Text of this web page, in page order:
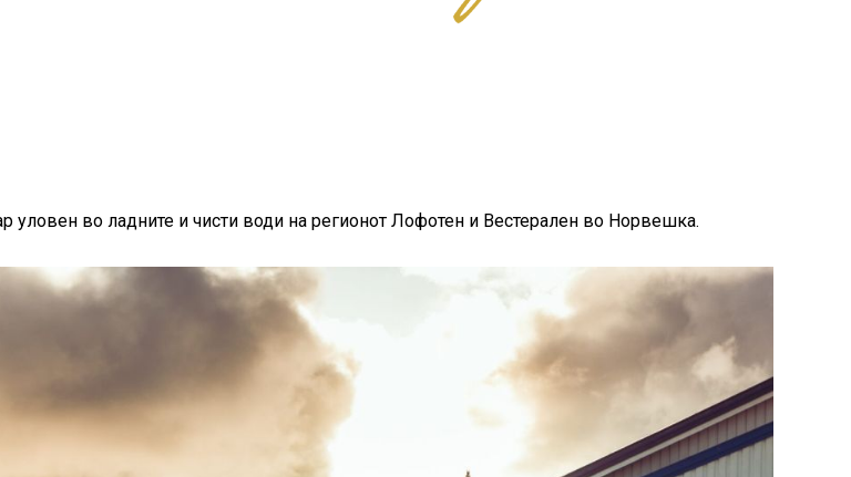
уловен во ладните и чисти води на регионот Лофотен и Вестерален во Норвешка.